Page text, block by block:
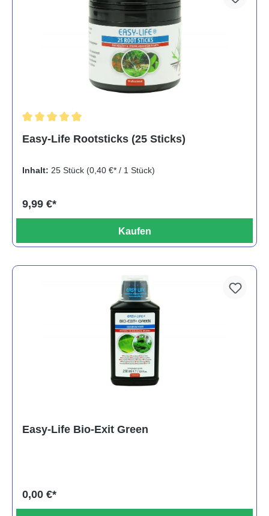
Easy-Life Rootsticks (25 Sticks)
Inhalt: 25 Stück (0,40 €* / 1 Stück)
9,99 €*
Kaufen
Easy-Life Bio-Exit Green
0,00 €*